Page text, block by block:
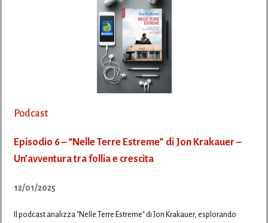
Podcast
Episodio 6 – “Nelle Terre Estreme” di Jon Krakauer –
Un’avventura tra follia e crescita
12/01/2025
Il podcast analizza "Nelle Terre Estreme" di Jon Krakauer, esplorando